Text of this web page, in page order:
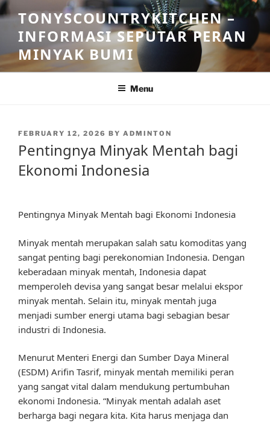
Skip
to
content
TONYSCOUNTRYKITCHEN –
INFORMASI SEPUTAR PERAN
MINYAK BUMI
Menu
POSTED
FEBRUARY 12, 2026 BY ADMINTON
Pentingnya Minyak Mentah bagi
Ekonomi Indonesia
Pentingnya Minyak Mentah bagi Ekonomi Indonesia
Minyak mentah merupakan salah satu komoditas yang
sangat penting bagi perekonomian Indonesia. Dengan
keberadaan minyak mentah, Indonesia dapat
memperoleh devisa yang sangat besar melalui ekspor
minyak mentah. Selain itu, minyak mentah juga
menjadi sumber energi utama bagi sebagian besar
industri di Indonesia.
Menurut Menteri Energi dan Sumber Daya Mineral
(ESDM) Arifin Tasrif, minyak mentah memiliki peran
yang sangat vital dalam mendukung pertumbuhan
ekonomi Indonesia. “Minyak mentah adalah aset
berharga bagi negara kita. Kita harus menjaga dan